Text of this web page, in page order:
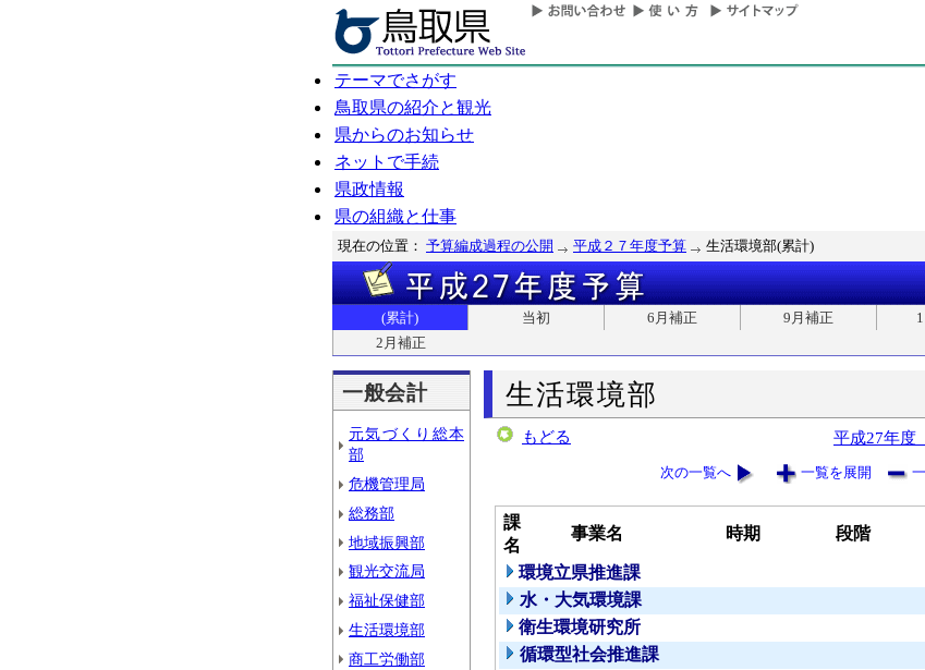
テーマでさがす
鳥取県の紹介と観光
県からのお知らせ
ネットで手続
県政情報
県の組織と仕事
現在の位置： 予算編成過程の公開 平成２７年度予算 生活環境部(累計)
(累計) 当初 6月補正 9月補正
2月補正
一般会計
元気づくり総本
部
危機管理局
総務部
地域振興部
観光交流局
福祉保健部
生活環境部
商工労働部
生活環境部
もどる 平成27年度
次の一覧へ 一覧を展開
課
名
事業名 時期 段階
環境立県推進課
水・大気環境課
衛生環境研究所
循環型社会推進課